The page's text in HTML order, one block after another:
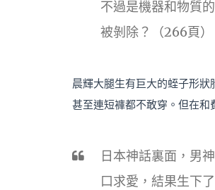
不過是機器和物質
被剝除？（266頁）
晨輝大腿生有巨大的蛭子形狀
甚至連短褲都不敢穿。但在和
日本神話裏面，男
口求愛，結果生下